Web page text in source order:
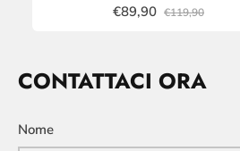
€89,90 €119,90
CONTATTACI ORA
Nome